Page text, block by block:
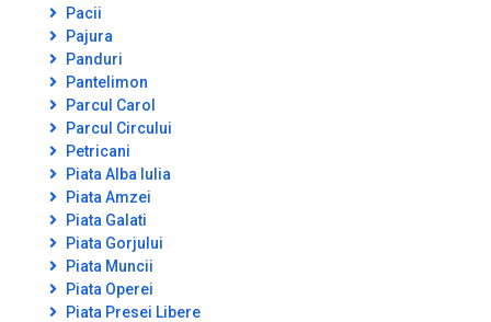
Pacii
Pajura
Panduri
Pantelimon
Parcul Carol
Parcul Circului
Petricani
Piata Alba Iulia
Piata Amzei
Piata Galati
Piata Gorjului
Piata Muncii
Piata Operei
Piata Presei Libere